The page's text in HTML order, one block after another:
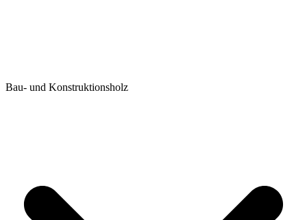
Bau- und Konstruktionsholz